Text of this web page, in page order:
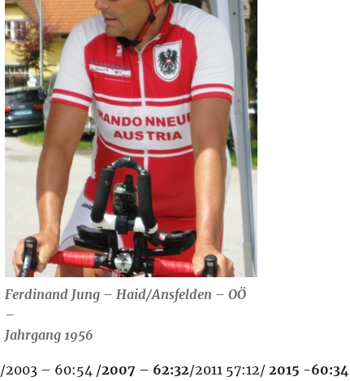
Ferdinand Jung – Haid/Ansfelden – OÖ
–
Jahrgang 1956
/2003 – 60:54 /2007 – 62:32/2011 57:12/2015 -60:34